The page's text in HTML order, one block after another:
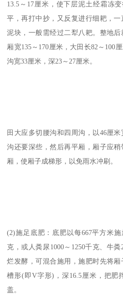
13.5～17厘米，使下层泥土经霜冻
平，再打中抄，又反复进行细耙，
泥块，一般需经过二犁八耙。整地后
厢宽135～170厘米，大田长82～100
沟宽33厘米，深23～27厘米。
田大应多切腰沟和四周沟，以46厘
沟还要深些，然后再平厢，厢子应
厢，使厢子成梯形，以免雨水冲刷。
(2)施足底肥：底肥以每667平方米
克，或人粪尿1000～1250千克、牛
烂发酵，可混合施用，施肥时先将
槽形(即V字形)，深16.5厘米，把肥
盖。